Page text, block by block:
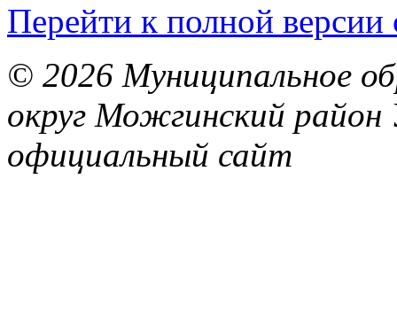
Перейти к полной версии
© 2026 Муниципальное
округ Можгинский район
официальный сайт